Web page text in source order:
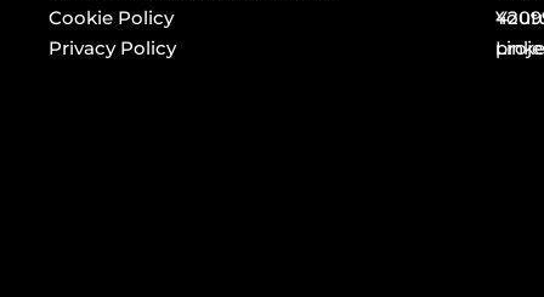
Cookie Policy
Privacy Policy